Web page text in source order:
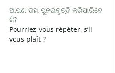
ଆପଣ ତାହା ପୁନରାବୃତ୍ତି କରିପାରିବେ
କି?
Pourriez-vous répéter, s’il
vous plaît ?